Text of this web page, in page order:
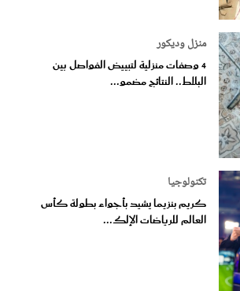
منزل وديكور
4 وصفات منزلية لتبييض الفواصل بين
البلاط.. النتائج مضمو...
تكنولوجيا
كريم بنزيما يشيد بأجواء بطولة كأس
العالم للرياضات الإلك...